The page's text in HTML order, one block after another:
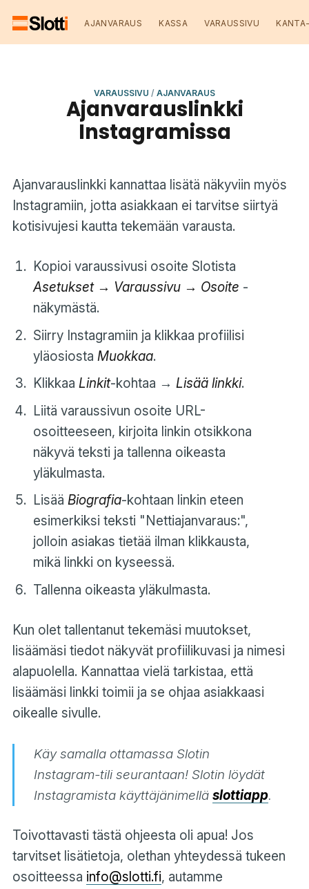
AJANVARAUS KASSA VARAUSSIVU
VARAUSSIVU / AJANVARAUS
Ajanvarauslinkki
Instagramissa
Ajanvarauslinkki kannattaa lisätä näkyviin myös
Instagramiin, jotta asiakkaan ei tarvitse siirtyä
kotisivujesi kautta tekemään varausta.
Kopioi varaussivusi osoite Slotista
Asetukset → Varaussivu → Osoite -
näkymästä.
Siirry Instagramiin ja klikkaa profiilisi
yläosiosta Muokkaa.
KlikkaaLinkit-kohtaa →Lisää linkki.
Liitä varaussivun osoite URL-
osoitteeseen, kirjoita linkin otsikkona
näkyvä teksti ja tallenna oikeasta
yläkulmasta.
LisääBiografia-kohtaan linkin eteen
esimerkiksi teksti "Nettiajanvaraus:",
jolloin asiakas tietää ilman klikkausta,
mikä linkki on kyseessä.
Tallenna oikeasta yläkulmasta.
Kun olet tallentanut tekemäsi muutokset,
lisäämäsi tiedot näkyvät profiilikuvasi ja nimesi
alapuolella. Kannattaa vielä tarkistaa, että
lisäämäsi linkki toimii ja se ohjaa asiakkaasi
oikealle sivulle.
Käy samalla ottamassa Slotin
Instagram-tili seurantaan! Slotin löydät
Instagramista käyttäjänimelläslottiapp.
Toivottavasti tästä ohjeesta oli apua! Jos
tarvitset lisätietoja, olethan yhteydessä tukeen
osoitteessa info@slotti.fi, autamme